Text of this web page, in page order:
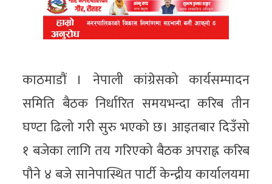
काठमाडौं । नेपाली कांग्रेसको कार्यसम्पादन
समिति बैठक निर्धारित समयभन्दा करिब तीन
घण्टा ढिलो गरी सुरु भएको छ। आइतबार दिउँसो
१ बजेका लागि तय गरिएको बैठक अपराह्न करिब
पौने ४ बजे सानेपास्थित पार्टी केन्द्रीय कार्यालयमा